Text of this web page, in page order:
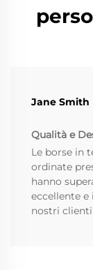
Jane Smith
Qualità e
Le borse in
ordinate
hanno
eccellente
nostri